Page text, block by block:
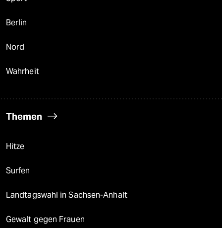
Berlin
Nord
Wahrheit
Themen
Hitze
Surfen
Landtagswahl in Sachsen-Anhalt
Gewalt gegen Frauen